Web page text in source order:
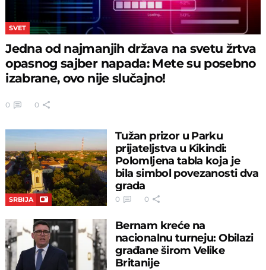
SVET
Jedna od najmanjih država na svetu žrtva
opasnog sajber napada: Mete su posebno
izabrane, ovo nije slučajno!
0 0
SRBIJA
Tužan prizor u Parku
prijateljstva u Kikindi:
Polomljena tabla koja je
bila simbol povezanosti dva
grada
0 0
Bernam kreće na
nacionalnu turneju: Obilazi
građane širom Velike
Britanije